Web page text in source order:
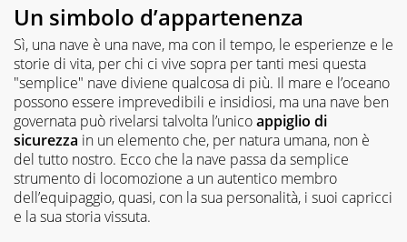
Un simbolo d’appartenenza
Sì, una nave è una nave, ma con il tempo, le esperienze e le
storie di vita, per chi ci vive sopra per tanti mesi questa
"semplice" nave diviene qualcosa di più. Il mare e l’oceano
possono essere imprevedibili e insidiosi, ma una nave ben
governata può rivelarsi talvolta l’unicoappiglio di
sicurezza in un elemento che, per natura umana, non è
del tutto nostro. Ecco che la nave passa da semplice
strumento di locomozione a un autentico membro
dell’equipaggio, quasi, con la sua personalità, i suoi capricci
e la sua storia vissuta.